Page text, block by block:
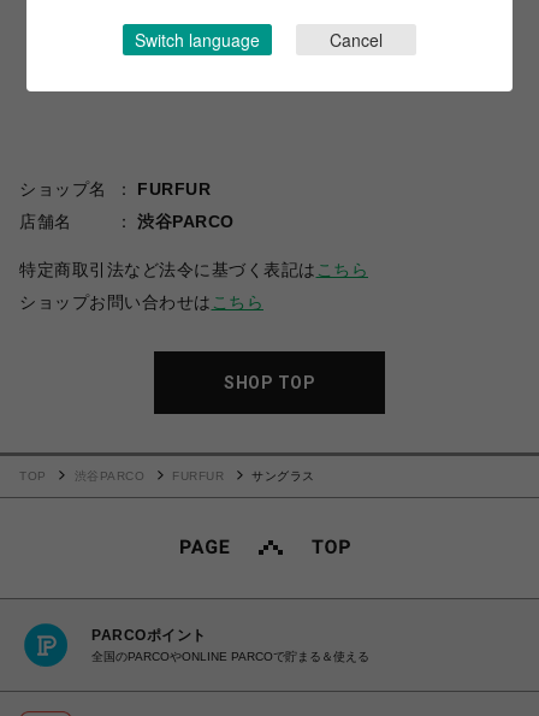
ショップ名
FURFUR
店舗名
渋谷PARCO
特定商取引法など法令に基づく表記は こちら
ショップお問い合わせは こちら
SHOP TOP
TOP 渋谷PARCO FURFUR サングラス
PARCOポイント
全国のPARCOやONLINE PARCOで貯まる＆使える
Switch language Cancel